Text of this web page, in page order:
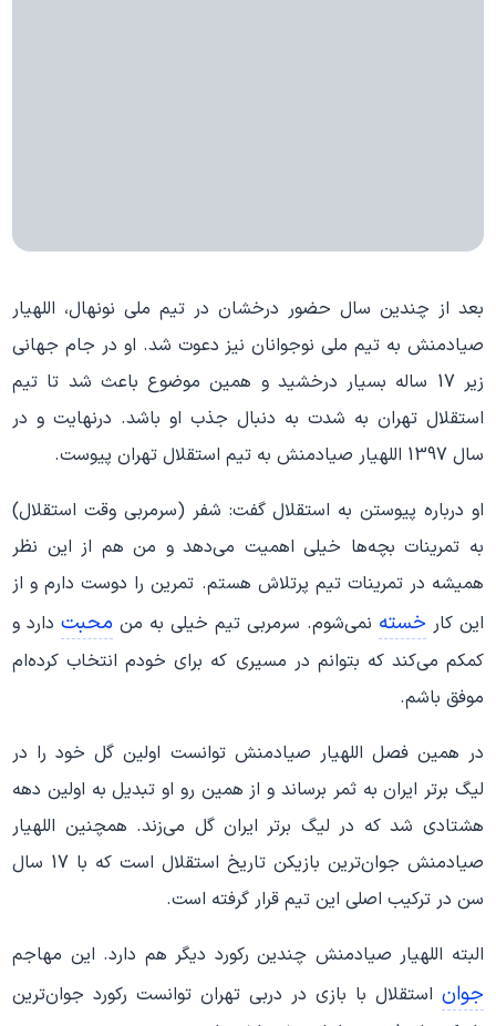
بعد از چندین سال حضور درخشان در تیم ملی نونهال، اللهیار
صیادمنش به تیم ملی نوجوانان نیز دعوت شد. او در جام جهانی
زیر 17 ساله بسیار درخشید و همین موضوع باعث شد تا تیم
استقلال تهران به شدت به دنبال جذب او باشد. درنهایت و در
سال 1397 اللهیار صیادمنش به تیم استقلال تهران پیوست.
او درباره پیوستن به استقلال گفت: شفر (سرمربی وقت استقلال)
به تمرینات بچه‌ها خیلی اهمیت می‌دهد و من هم از این نظر
همیشه در تمرینات تیم پرتلاش هستم. تمرین را دوست دارم و از
این کار خسته نمی‌شوم. سرمربی تیم خیلی به من محبتدارد و
کمکم می‌کند که بتوانم در مسیری که برای خودم انتخاب کرده‌ام
موفق باشم.
در همین فصل اللهیار صیادمنش توانست اولین گل خود را در
لیگ برتر ایران به ثمر برساند و از همین رو او تبدیل به اولین دهه
هشتادی شد که در لیگ برتر ایران گل می‌زند. همچنین اللهیار
صیادمنش جوان‌ترین بازیکن تاریخ استقلال است که با 17 سال
سن در ترکیب اصلی این تیم قرار گرفته است.
البته اللهیار صیادمنش چندین رکورد دیگر هم دارد. این مهاجم
جوان استقلال با بازی در دربی تهران توانست رکورد جوان‌ترین